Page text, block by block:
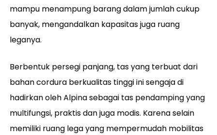
mampu menampung barang dalam jumlah cukup
banyak, mengandalkan kapasitas juga ruang
leganya.
Berbentuk persegi panjang, tas yang terbuat dari
bahan cordura berkualitas tinggi ini sengaja di
hadirkan oleh Alpina sebagai tas pendamping yang
multifungsi, praktis dan juga modis. Karena selain
memiliki ruang lega yang mempermudah mobilitas